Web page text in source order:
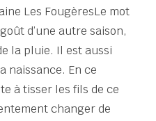
Les FougèresLe mot
d’une autre saison,
la pluie. Il est aussi
naissance. En ce
à tisser les fils de ce
changer de